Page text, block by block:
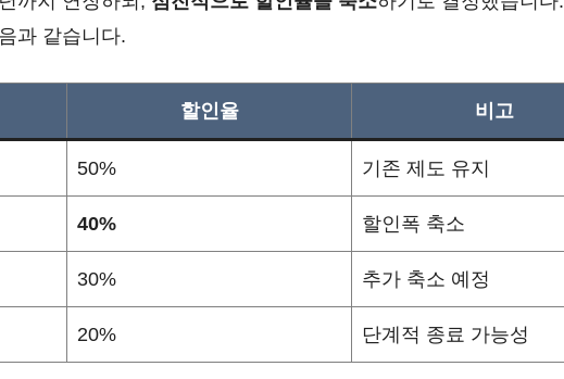
과 같습니다.
할인율 비고
50% 기존 제도 유지
40% 할인폭 축소
30% 추가 축소 예정
20% 단계적 종료 가능성